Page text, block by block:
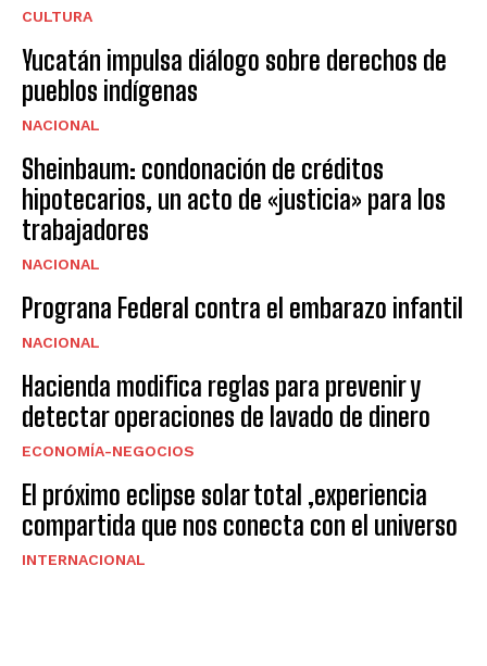
CULTURA
Yucatán impulsa diálogo sobre derechos de
pueblos indígenas
NACIONAL
Sheinbaum: condonación de créditos
hipotecarios, un acto de «justicia» para los
trabajadores
NACIONAL
Prograna Federal contra el embarazo infantil
NACIONAL
Hacienda modifica reglas para prevenir y
detectar operaciones de lavado de dinero
ECONOMÍA-NEGOCIOS
El próximo eclipse solar total ,experiencia
compartida que nos conecta con el universo
INTERNACIONAL